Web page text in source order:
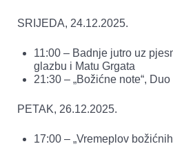
SRIJEDA, 24.12.2025.
11:00 – Badnje jutro uz
glazbu i Matu Grgata
21:30 – „Božićne note“,
PETAK, 26.12.2025.
17:00 – „Vremeplov